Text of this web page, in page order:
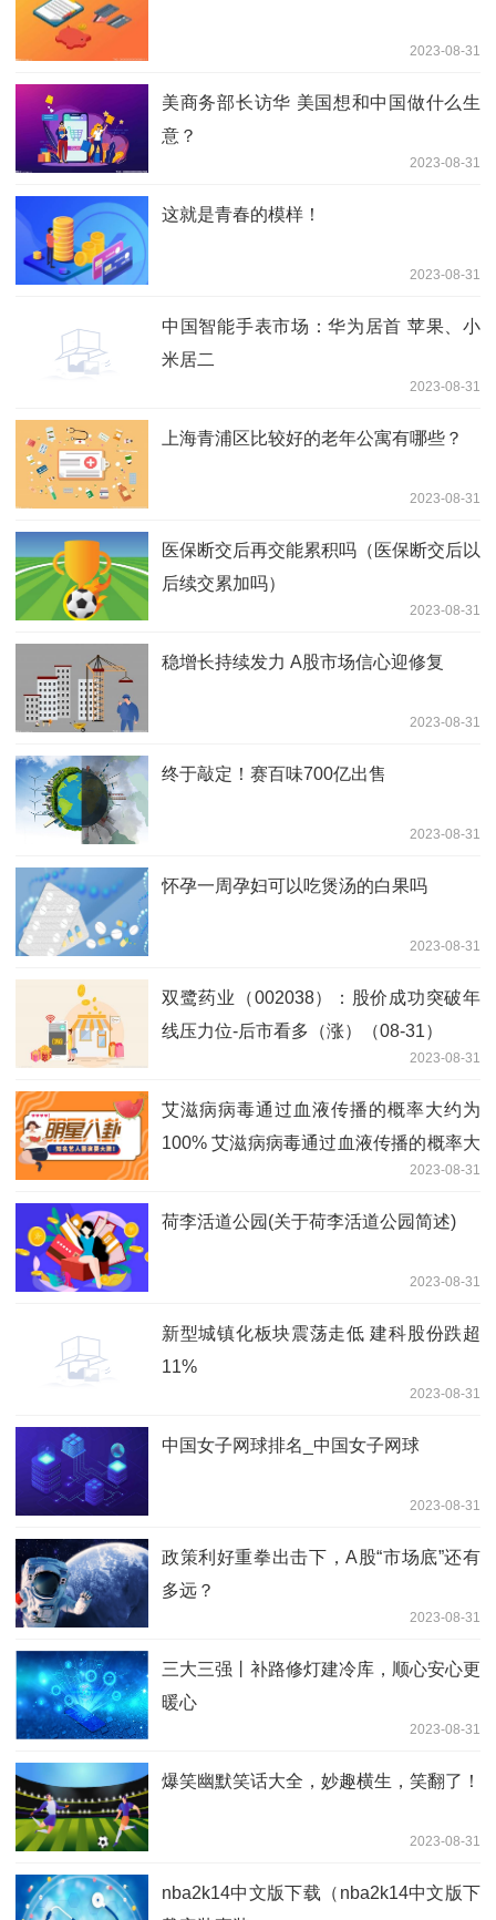
2023-08-31
美商务部长访华 美国想和中国做什么生
意？
2023-08-31
这就是青春的模样！
2023-08-31
中国智能手表市场：华为居首 苹果、小
米居二
2023-08-31
上海青浦区比较好的老年公寓有哪些？
2023-08-31
医保断交后再交能累积吗（医保断交后以
后续交累加吗）
2023-08-31
稳增长持续发力 A股市场信心迎修复
2023-08-31
终于敲定！赛百味700亿出售
2023-08-31
怀孕一周孕妇可以吃煲汤的白果吗
2023-08-31
双鹭药业（002038）：股价成功突破年
线压力位-后市看多（涨）（08-31）
2023-08-31
艾滋病病毒通过血液传播的概率大约为
100% 艾滋病病毒通过血液传播的概率大
2023-08-31
荷李活道公园(关于荷李活道公园简述)
2023-08-31
新型城镇化板块震荡走低 建科股份跌超
11%
2023-08-31
中国女子网球排名_中国女子网球
2023-08-31
政策利好重拳出击下，A股“市场底”还有
多远？
2023-08-31
三大三强丨补路修灯建冷库，顺心安心更
暖心
2023-08-31
爆笑幽默笑话大全，妙趣横生，笑翻了！
2023-08-31
nba2k14中文版下载（nba2k14中文版下